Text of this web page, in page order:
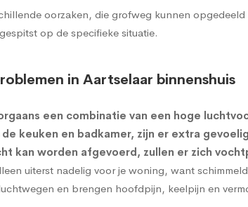
oorzaken, die grofweg kunnen
op de specifieke situatie.
in Aartselaar binnenshuis
een combinatie van een hoge
keuken en badkamer, zijn er extra
kan worden afgevoerd, zullen er zich
uiterst nadelig voor je woning, want
en brengen hoofdpijn, keelpijn en